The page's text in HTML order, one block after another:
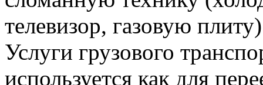
телевизор, газовую плиту)
Услуги грузового
используется как для